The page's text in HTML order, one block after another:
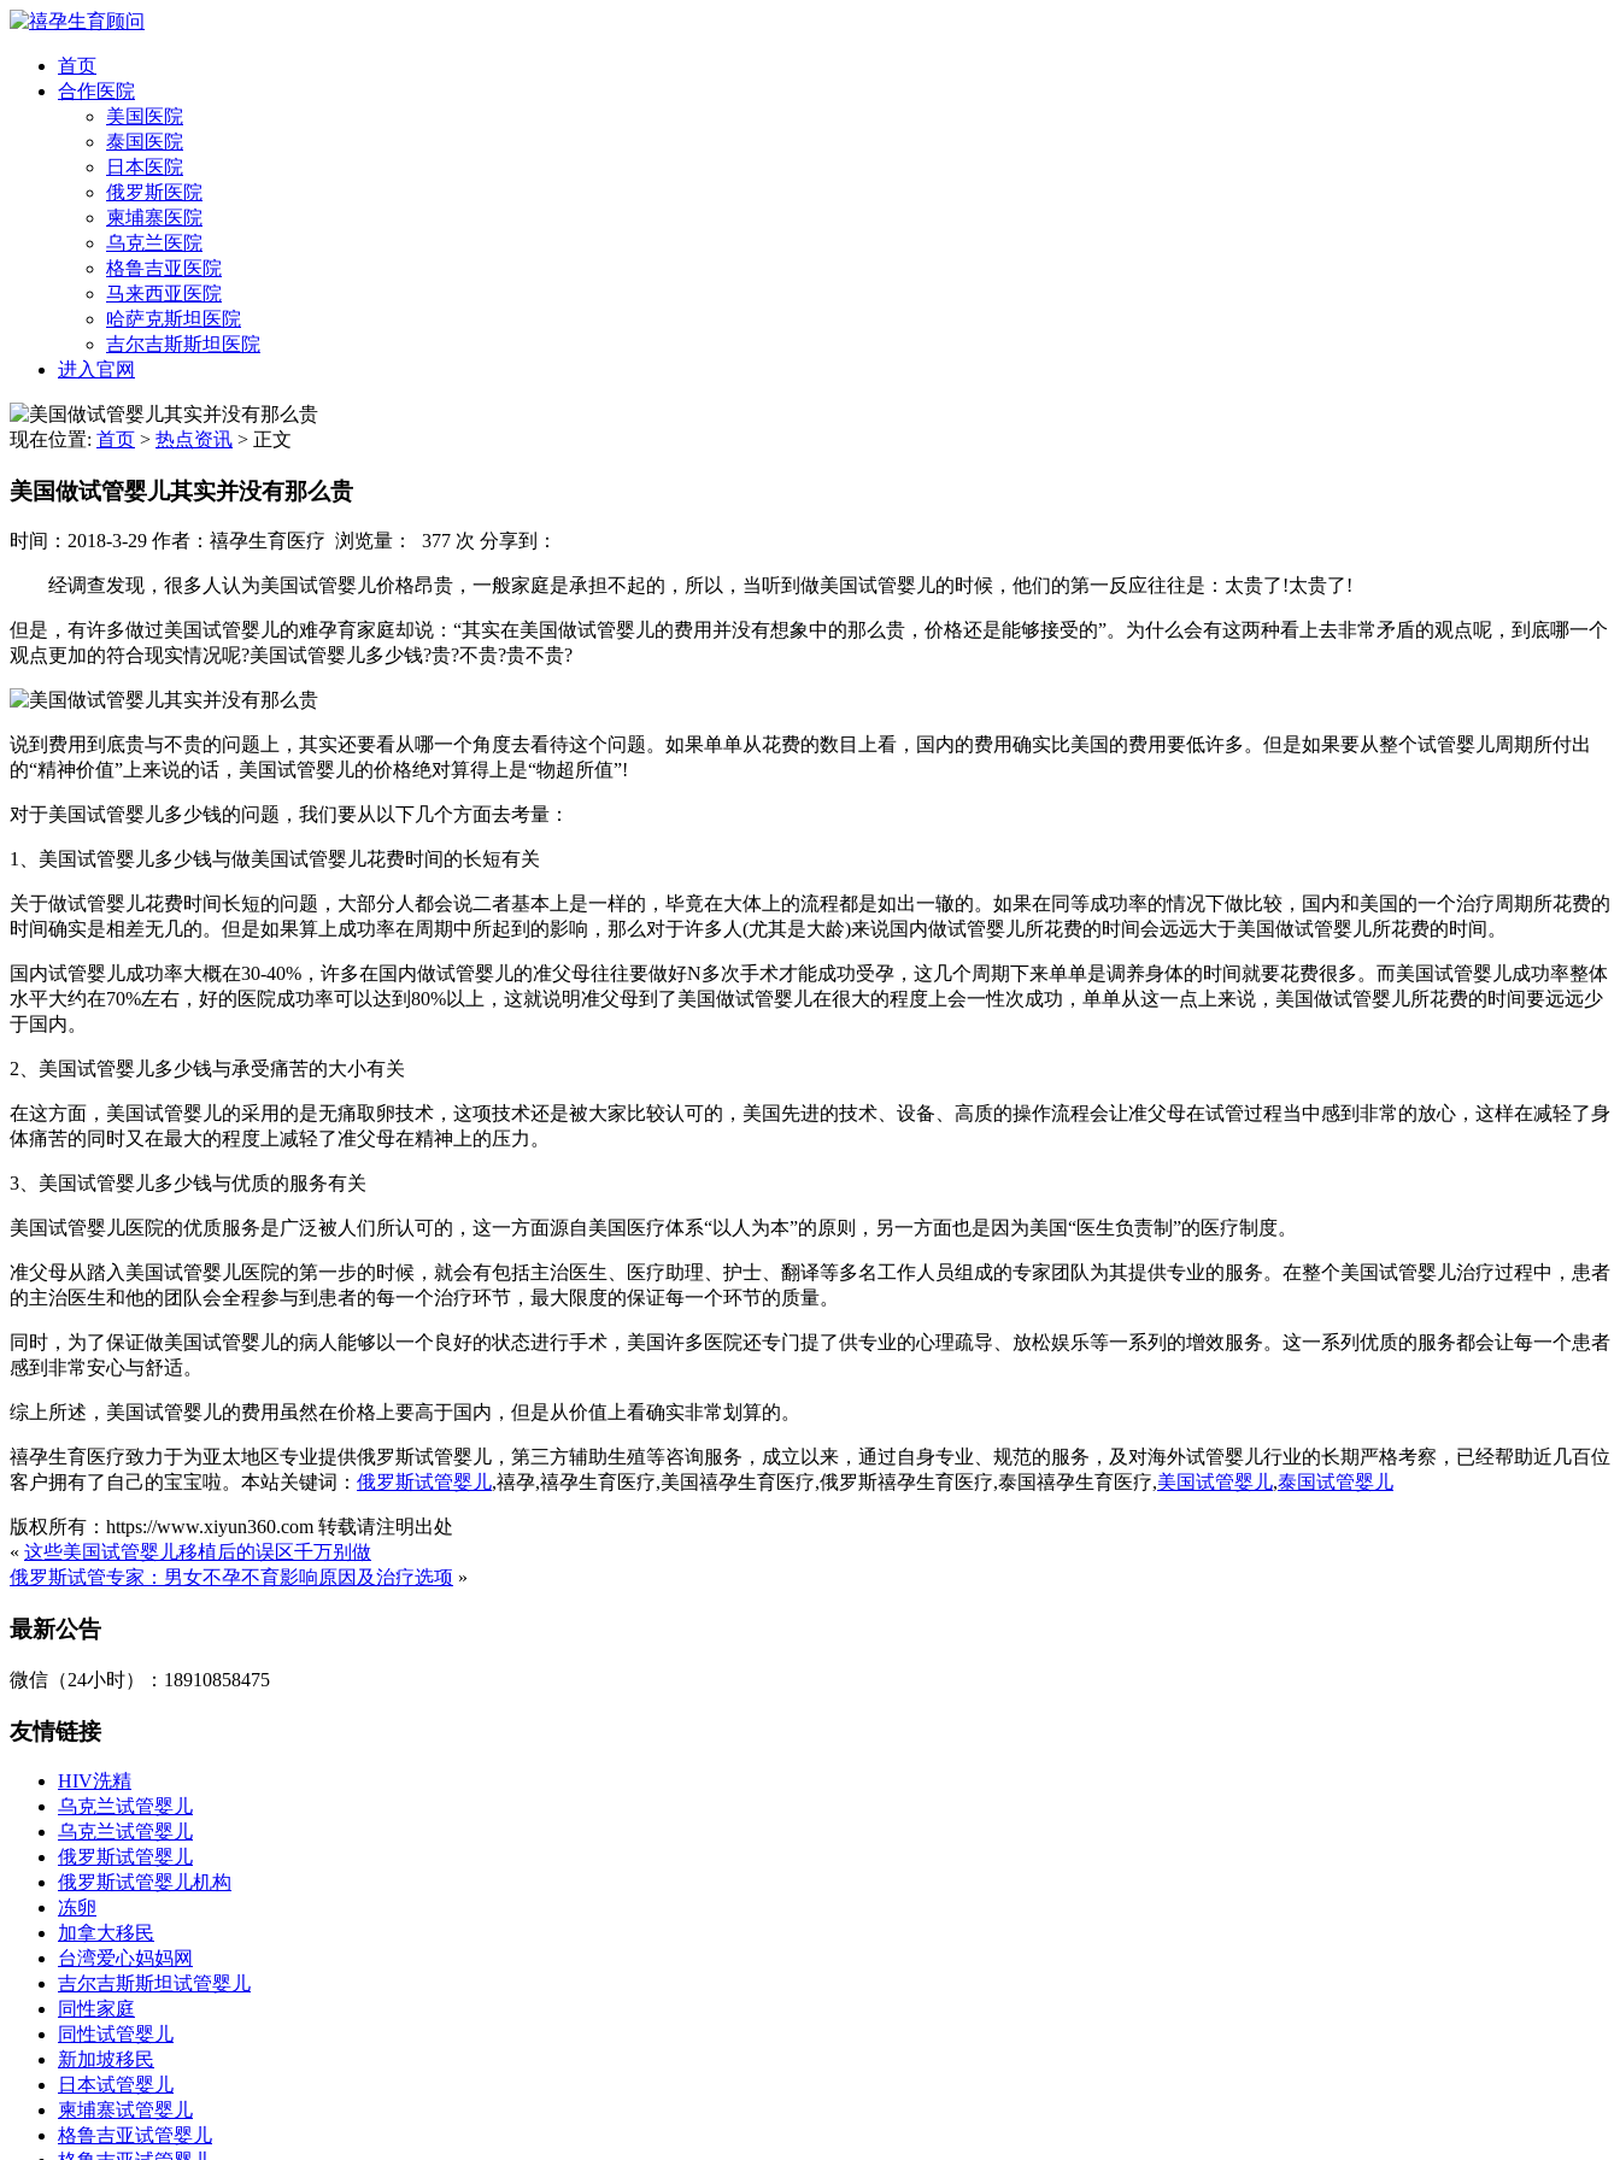
首页
合作医院
美国医院
泰国医院
日本医院
俄罗斯医院
柬埔寨医院
乌克兰医院
格鲁吉亚医院
马来西亚医院
哈萨克斯坦医院
吉尔吉斯斯坦医院
进入官网
现在位置: 首页 > 热点资讯 > 正文
美国做试管婴儿其实并没有那么贵
时间：2018-3-29 作者：禧孕生育医疗 浏览量： 377 次 分享到：
经调查发现，很多人认为美国试管婴儿价格昂贵，一般家庭是承担不起的，所以，当听到做美国试管婴儿的时候，他们的第一反应往往是：太贵了!太贵了!
但是，有许多做过美国试管婴儿的难孕育家庭却说：“其实在美国做试管婴儿的费用并没有想象中的那么贵，价格还是能够接受的”。为什么会有这两种看上去非常矛盾的观点呢，到底哪一个
观点更加的符合现实情况呢?美国试管婴儿多少钱?贵?不贵?贵不贵?
说到费用到底贵与不贵的问题上，其实还要看从哪一个角度去看待这个问题。如果单单从花费的数目上看，国内的费用确实比美国的费用要低许多。但是如果要从整个试管婴儿周期所付出
的“精神价值”上来说的话，美国试管婴儿的价格绝对算得上是“物超所值”!
对于美国试管婴儿多少钱的问题，我们要从以下几个方面去考量：
1、美国试管婴儿多少钱与做美国试管婴儿花费时间的长短有关
关于做试管婴儿花费时间长短的问题，大部分人都会说二者基本上是一样的，毕竟在大体上的流程都是如出一辙的。如果在同等成功率的情况下做比较，国内和美国的一个治疗周期所花费的
时间确实是相差无几的。但是如果算上成功率在周期中所起到的影响，那么对于许多人(尤其是大龄)来说国内做试管婴儿所花费的时间会远远大于美国做试管婴儿所花费的时间。
国内试管婴儿成功率大概在30-40%，许多在国内做试管婴儿的准父母往往要做好N多次手术才能成功受孕，这几个周期下来单单是调养身体的时间就要花费很多。而美国试管婴儿成功率整体
水平大约在70%左右，好的医院成功率可以达到80%以上，这就说明准父母到了美国做试管婴儿在很大的程度上会一性次成功，单单从这一点上来说，美国做试管婴儿所花费的时间要远远少
于国内。
2、美国试管婴儿多少钱与承受痛苦的大小有关
在这方面，美国试管婴儿的采用的是无痛取卵技术，这项技术还是被大家比较认可的，美国先进的技术、设备、高质的操作流程会让准父母在试管过程当中感到非常的放心，这样在减轻了身
体痛苦的同时又在最大的程度上减轻了准父母在精神上的压力。
3、美国试管婴儿多少钱与优质的服务有关
美国试管婴儿医院的优质服务是广泛被人们所认可的，这一方面源自美国医疗体系“以人为本”的原则，另一方面也是因为美国“医生负责制”的医疗制度。
准父母从踏入美国试管婴儿医院的第一步的时候，就会有包括主治医生、医疗助理、护士、翻译等多名工作人员组成的专家团队为其提供专业的服务。在整个美国试管婴儿治疗过程中，患者
的主治医生和他的团队会全程参与到患者的每一个治疗环节，最大限度的保证每一个环节的质量。
同时，为了保证做美国试管婴儿的病人能够以一个良好的状态进行手术，美国许多医院还专门提了供专业的心理疏导、放松娱乐等一系列的增效服务。这一系列优质的服务都会让每一个患者
感到非常安心与舒适。
综上所述，美国试管婴儿的费用虽然在价格上要高于国内，但是从价值上看确实非常划算的。
禧孕生育医疗致力于为亚太地区专业提供俄罗斯试管婴儿，第三方辅助生殖等咨询服务，成立以来，通过自身专业、规范的服务，及对海外试管婴儿行业的长期严格考察，已经帮助近几百位
客户拥有了自己的宝宝啦。本站关键词： 俄罗斯试管婴儿,禧孕,禧孕生育医疗,美国禧孕生育医疗,俄罗斯禧孕生育医疗,泰国禧孕生育医疗,美国试管婴儿,泰国试管婴儿
版权所有：https://www.xiyun360.com 转载请注明出处
« 这些美国试管婴儿移植后的误区千万别做
俄罗斯试管专家：男女不孕不育影响原因及治疗选项 »
最新公告
微信（24小时）：18910858475
友情链接
HIV洗精
乌克兰试管婴儿
乌克兰试管婴儿
俄罗斯试管婴儿
俄罗斯试管婴儿机构
冻卵
加拿大移民
台湾爱心妈妈网
吉尔吉斯斯坦试管婴儿
同性家庭
同性试管婴儿
新加坡移民
日本试管婴儿
柬埔寨试管婴儿
格鲁吉亚试管婴儿